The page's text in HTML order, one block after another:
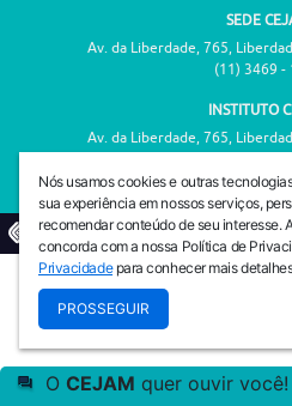
SEDE
Av. da Liberdade, 765,
(11) 3469 -
INSTITUTO
Av. da Liberdade, 765,
© 2026
Nós usamos cookies e outras
sua experiência em nossos serviços,
recomendar conteúdo de seu interesse.
concorda com a nossa Política de
Privacidadepara conhecer mais
PROSSEGUIR
O CEJAM quer ouvir você!